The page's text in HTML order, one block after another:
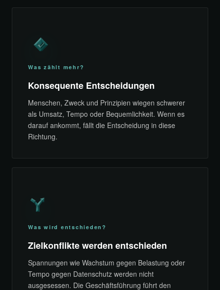
Was zählt mehr?
Konsequente Entscheidungen
Menschen, Zweck und Prinzipien wiegen schwerer
als Umsatz, Tempo oder Bequemlichkeit. Wenn es
darauf ankommt, fällt die Entscheidung in diese
Richtung.
Was wird entschieden?
Zielkonflikte werden entschieden
Spannungen wie Wachstum gegen Belastung oder
Tempo gegen Datenschutz werden nicht
ausgesessen. Die Geschäftsführung führt den